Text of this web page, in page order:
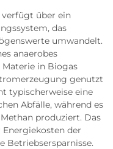
verfügt über ein
das
umwandelt.
anaerobes
Materie in Biogas
genutzt
typischerweise eine
Abfälle, während es
produziert. Das
der
Betriebsersparnisse.